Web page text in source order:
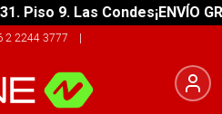
Piso 9. Las Condes¡ENVÍO
2 2244 3777 |